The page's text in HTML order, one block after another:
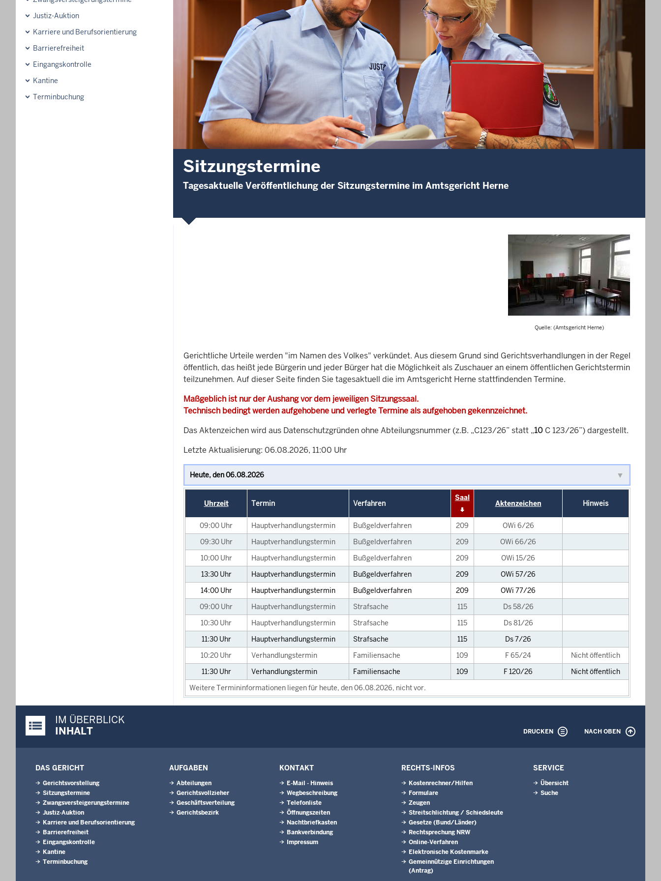
Justiz-Auktion
Karriere und Berufsorientierung
Barrierefreiheit
Eingangskontrolle
Kantine
Terminbuchung
Sitzungstermine
Tagesaktuelle Veröffentlichung der Sitzungstermine im Amtsgericht Herne
Quelle: (Amtsgericht Herne)
Gerichtliche Urteile werden "im Namen des Volkes" verkündet. Aus diesem Grund sind Gerichtsverhandlungen in der Regel
öffentlich, das heißt jede Bürgerin und jeder Bürger hat die Möglichkeit als Zuschauer an einem öffentlichen Gerichtstermin
teilzunehmen. Auf dieser Seite finden Sie tagesaktuell die im Amtsgericht Herne stattfindenden Termine.
Maßgeblich ist nur der Aushang vor dem jeweiligen Sitzungssaal.
Technisch bedingt werden aufgehobene und verlegte Termine als aufgehoben gekennzeichnet.
Das Aktenzeichen wird aus Datenschutzgründen ohne Abteilungsnummer (z.B. „C123/26” statt „10 C 123/26”) dargestellt.
Letzte Aktualisierung: 06.08.2026, 11:00 Uhr
Uhrzeit Termin Verfahren
Saal
Aktenzeichen Hinweis
09:00 Uhr Hauptverhandlungstermin Bußgeldverfahren 209
OWi 6/26
09:30 Uhr Hauptverhandlungstermin Bußgeldverfahren 209
OWi 66/26
10:00 Uhr Hauptverhandlungstermin Bußgeldverfahren 209
OWi 15/26
13:30 Uhr Hauptverhandlungstermin Bußgeldverfahren 209
OWi 57/26
14:00 Uhr Hauptverhandlungstermin Bußgeldverfahren 209
OWi 77/26
09:00 Uhr Hauptverhandlungstermin Strafsache 115
Ds 58/26
10:30 Uhr Hauptverhandlungstermin Strafsache 115
Ds 81/26
11:30 Uhr Hauptverhandlungstermin Strafsache 115
Ds 7/26
10:20 Uhr Verhandlungstermin Familiensache 109 F 65/24
Nicht öffentlich
11:30 Uhr Verhandlungstermin Familiensache 109 F 120/26
Nicht öffentlich
Weitere Termininformationen liegen für heute, den 06.08.2026, nicht vor.
Justiz-Portal im Überblick:
IM ÜBERBLICK
INHALT
DRUCKEN NACH OBEN
DAS GERICHT
Gerichtsvorstellung
Sitzungstermine
Zwangsversteigerungs­termine
Justiz-Auktion
Karriere und Berufsorientierung
Barrierefreiheit
Eingangskontrolle
Kantine
Terminbuchung
AUFGABEN
Abteilungen
Gerichtsvollzieher
Geschäftsverteilung
Gerichtsbezirk
KONTAKT
E-Mail - Hinweis
Wegbeschreibung
Telefonliste
Öffnungszeiten
Nachtbriefkasten
Bankverbindung
Impressum
RECHTS-INFOS
Kostenrechner/Hilfen
Formulare
Zeugen
Streitschlichtung / Schiedsleute
Gesetze (Bund/Länder)
Rechtsprechung NRW
Online-Verfahren
Elektronische Kostenmarke
Gemeinnützige Einrichtungen
(Antrag)
SERVICE
Übersicht
Suche